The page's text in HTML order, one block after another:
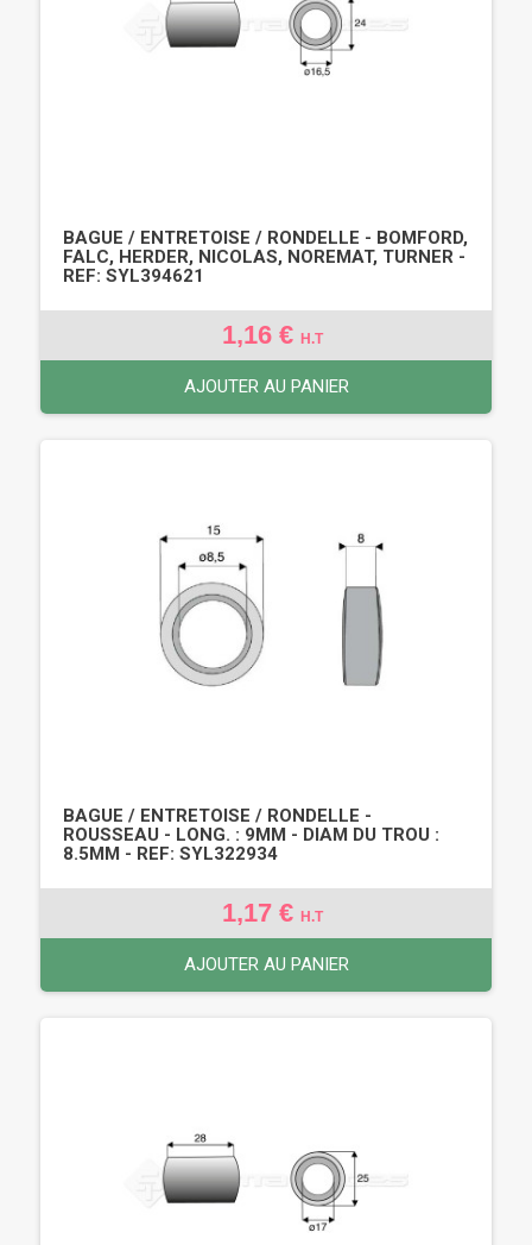
BAGUE / ENTRETOISE / RONDELLE - BOMFORD,
FALC, HERDER, NICOLAS, NOREMAT, TURNER -
REF: SYL394621
1,16 € H.T
AJOUTER AU PANIER
BAGUE / ENTRETOISE / RONDELLE -
ROUSSEAU - LONG. : 9MM - DIAM DU TROU :
8.5MM - REF: SYL322934
1,17 € H.T
AJOUTER AU PANIER